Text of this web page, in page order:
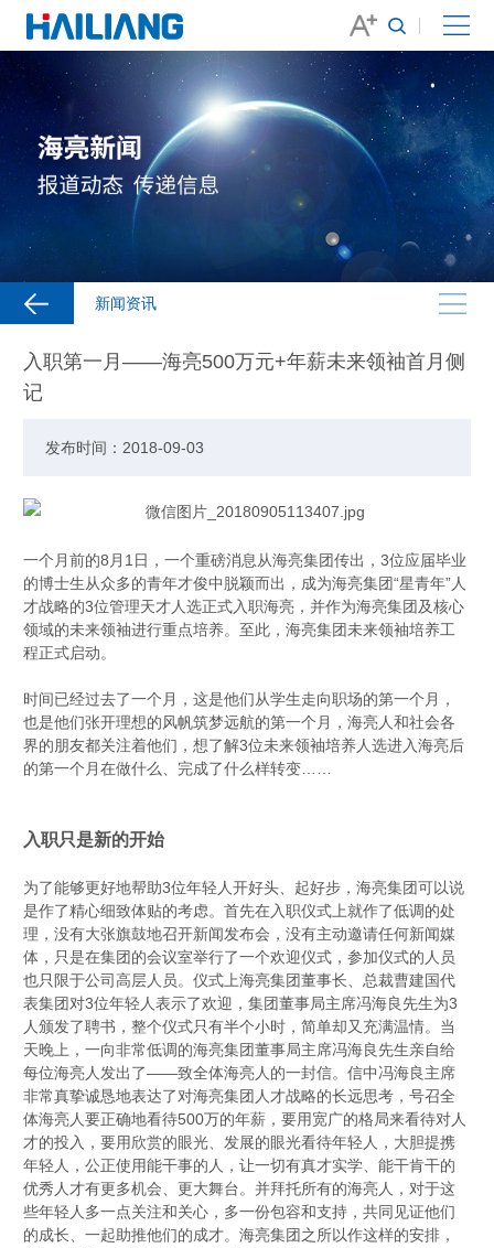
新闻资讯
入职第一月——海亮500万元+年薪未来领袖首月侧
记
发布时间：2018-09-03
一个月前的8月1日，一个重磅消息从海亮集团传出，3位应届毕业
的博士生从众多的青年才俊中脱颖而出，成为海亮集团“星青年”人
才战略的3位管理天才人选正式入职海亮，并作为海亮集团及核心
领域的未来领袖进行重点培养。至此，海亮集团未来领袖培养工
程正式启动。
时间已经过去了一个月，这是他们从学生走向职场的第一个月，
也是他们张开理想的风帆筑梦远航的第一个月，海亮人和社会各
界的朋友都关注着他们，想了解3位未来领袖培养人选进入海亮后
的第一个月在做什么、完成了什么样转变
入职只是新的开始
为了能够更好地帮助3位年轻人开好头、起好步，海亮集团可以说
是作了精心细致体贴的考虑。首先在入职仪式上就作了低调的处
理，没有大张旗鼓地召开新闻发布会，没有主动邀请任何新闻媒
体，只是在集团的会议室举行了一个欢迎仪式，参加仪式的人员
也只限于公司高层人员。仪式上海亮集团董事长、总裁曹建国代
表集团对3位年轻人表示了欢迎，集团董事局主席冯海良先生为3
人颁发了聘书，整个仪式只有半个小时，简单却又充满温情。当
天晚上，一向非常低调的海亮集团董事局主席冯海良先生亲自给
每位海亮人发出了——致全体海亮人的一封信。信中冯海良主席
非常真挚诚恳地表达了对海亮集团人才战略的长远思考，号召全
体海亮人要正确地看待500万的年薪，要用宽广的格局来看待对人
才的投入，要用欣赏的眼光、发展的眼光看待年轻人，大胆提携
年轻人，公正使用能干事的人，让一切有真才实学、能干肯干的
优秀人才有更多机会、更大舞台。并拜托所有的海亮人，对于这
些年轻人多一点关注和关心，多一份包容和支持，共同见证他们
的成长、一起助推他们的成才。海亮集团之所以作这样的安排，